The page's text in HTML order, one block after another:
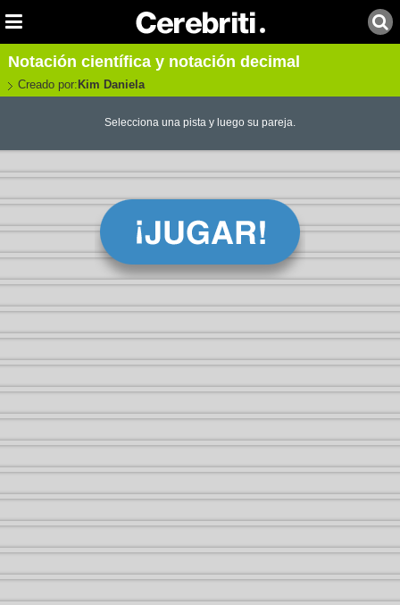
Notación científica y notación decimal
Creado por: Kim Daniela
Selecciona una pista y luego su pareja.